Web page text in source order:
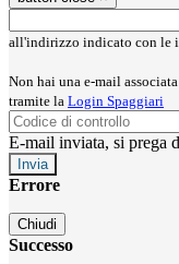
all'indirizzo indicato con le
Non hai una e-mail
tramite la Login Spaggiari
E-mail inviata, si prega
Errore
Chiudi
Successo